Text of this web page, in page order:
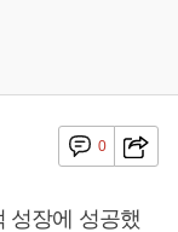
0
성장에 성공했